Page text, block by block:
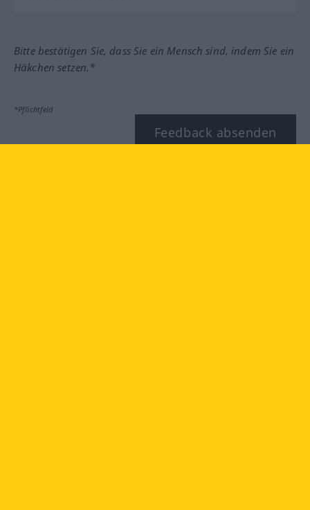
Bitte bestätigen Sie, dass Sie ein Mensch sind, indem Sie ein
Häkchen setzen.*
*Pflichtfeld
Feedback absenden